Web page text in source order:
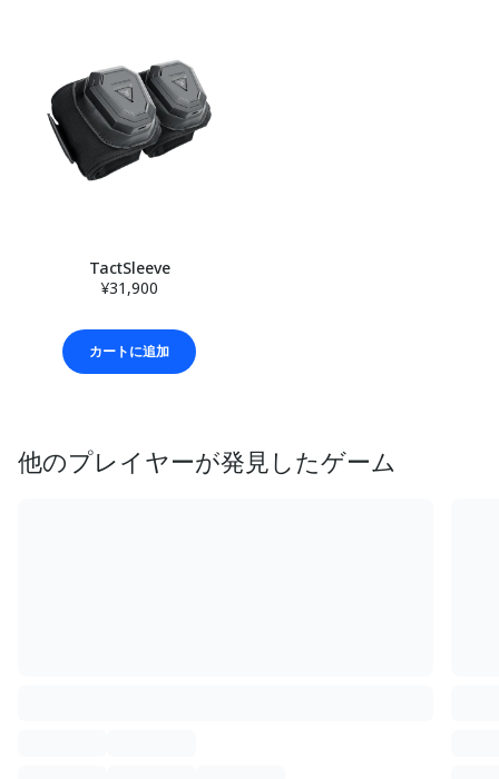
TactSleeve
¥31,900
カートに追加
他のプレイヤーが発見したゲーム